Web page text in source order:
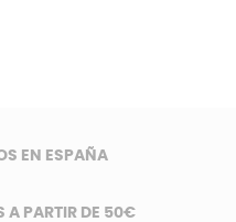
EN ESPAÑA
A PARTIR DE 50€